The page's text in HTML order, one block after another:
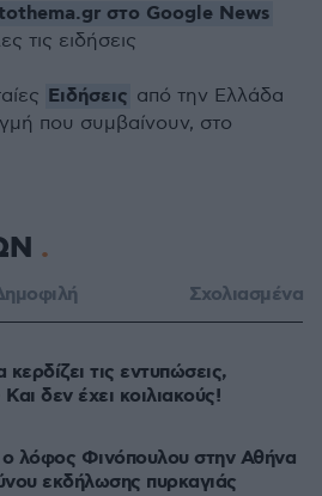
στο Google News
τις ειδήσεις
Ειδήσεις από την Ελλάδα
που συμβαίνουν, στο
Σχολιασμένα
τις εντυπώσεις,
δεν έχει κοιλιακούς!
ο λόφος Φινόπουλου στην Αθήνα
εκδήλωσης πυρκαγιάς